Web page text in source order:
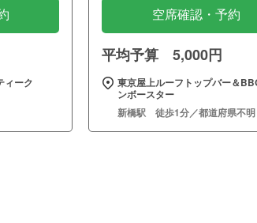
ィーク
空席確認・予約
平均予算 5,000円
東京屋上ルーフトップバー＆
ンボースター
新橋駅 徒歩1分／都道府県不明